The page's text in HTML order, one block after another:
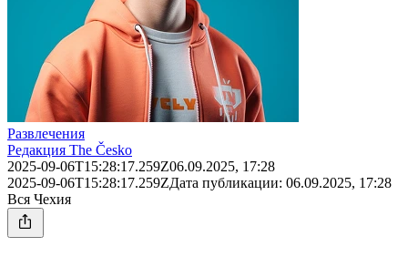
Развлечения
Редакция The Česko
2025-09-06T15:28:17.259Z06.09.2025, 17:28
2025-09-06T15:28:17.259ZДата публикации: 06.09.2025, 17:28
Вся Чехия